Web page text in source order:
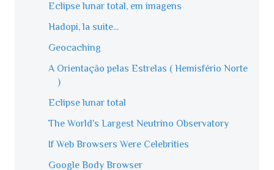
Eclipse lunar total, em imagens
Hadopi, la suite...
Geocaching
A Orientação pelas Estrelas ( Hemisfério Norte
)
Eclipse lunar total
The World's Largest Neutrino Observatory
If Web Browsers Were Celebrities
Google Body Browser